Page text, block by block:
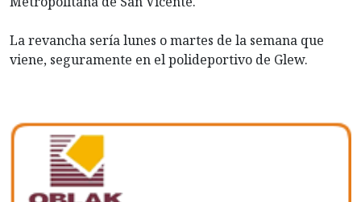
La revancha sería lunes o martes de la semana que
viene, seguramente en el polideportivo de Glew.